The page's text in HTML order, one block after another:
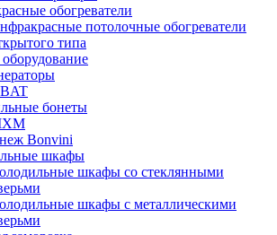
обогреватели
потолочные обогреватели
типа
бонеты
Bonvini
шкафы
шкафы cо стеклянными
шкафы с металлическими